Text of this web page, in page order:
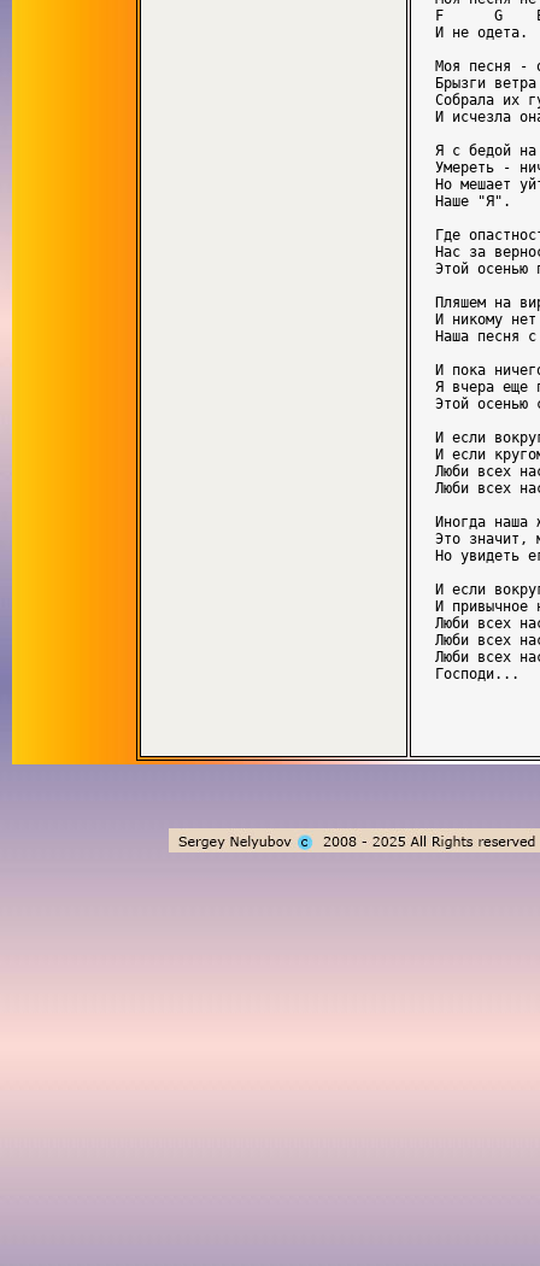
F      G    E
И не одета.
Моя песня -
Брызги
Собрала их
И исчезла
Я с бедой на
Умереть -
Но мешает
Наше "Я".
Где
Нас за
Этой осенью
Пляшем на
И никому
Наша песня
И пока
Я вчера еще
Этой
И если
И если
Люби всех
Люби всех
Иногда наша
Это значит,
Но увидеть
И если
И привычное
Люби всех
Люби всех
Люби всех